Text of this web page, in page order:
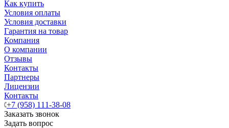
Как купить
Условия оплаты
Условия доставки
Гарантия на товар
Компания
О компании
Отзывы
Контакты
Партнеры
Лицензии
Контакты
+7 (958) 111-38-08
Заказать звонок
Задать вопрос